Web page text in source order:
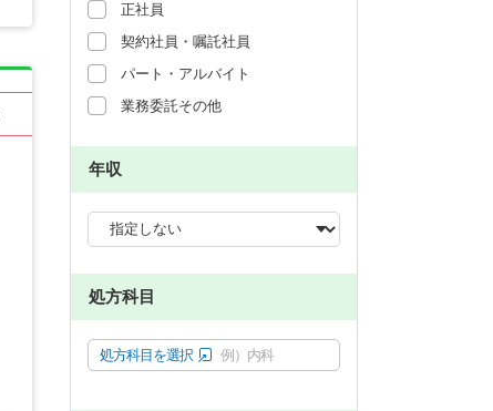
正社員
契約社員・嘱託社員
パート・アルバイト
業務委託その他
年収
処方科目
処方科目を選択 例）内科